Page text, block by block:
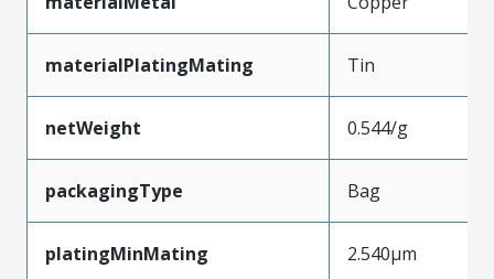
materialPlatingMating Tin
netWeight 0.544/g
packagingType Bag
platingMinMating 2.540µm